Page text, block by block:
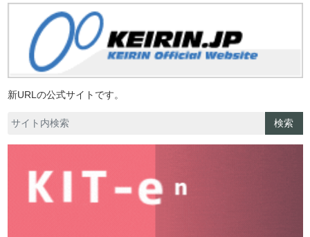
新URLの公式サイトです。
検索